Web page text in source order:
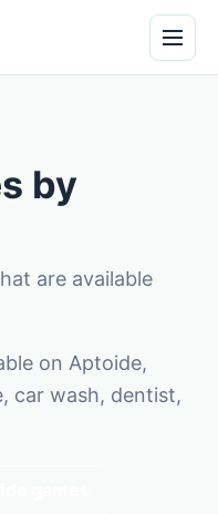
by
are available
on Aptoide,
car wash, dentist,